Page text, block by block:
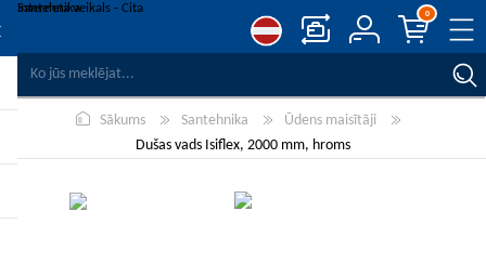
VĒLMJU SARAKSTS
REĢISTRĒT
PIESLĒGTIES
0
Sākums Santehnika
Ūdens maisītāji
Dušas vads Isiflex, 2000 mm, hroms